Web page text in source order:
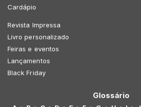
Cardápio
Revista Impressa
Livro personalizado
Feiras e eventos
Lançamentos
Black Friday
Glossário